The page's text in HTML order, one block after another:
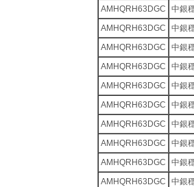
AMHQRH63DGC
中銀
AMHQRH63DGC
中銀
AMHQRH63DGC
中銀
AMHQRH63DGC
中銀
AMHQRH63DGC
中銀
AMHQRH63DGC
中銀
AMHQRH63DGC
中銀
AMHQRH63DGC
中銀
AMHQRH63DGC
中銀
AMHQRH63DGC
中銀